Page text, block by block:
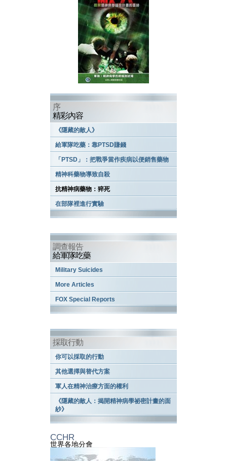
序
精彩內容
《隱藏的敵人》
給軍隊吃藥：靠PTSD賺錢
「PTSD」：把戰爭當作疾病以便銷售藥物
精神科藥物導致自殺
抗精神病藥物：猝死
在部隊裡進行實驗
調查報告
給軍隊吃藥
Military Suicides
More Articles
FOX Special Reports
採取行動
你可以採取的行動
其他選擇與替代方案
軍人在精神治療方面的權利
《隱藏的敵人：揭開精神病學祕密計畫的面
紗》
CCHR
世界各地分會